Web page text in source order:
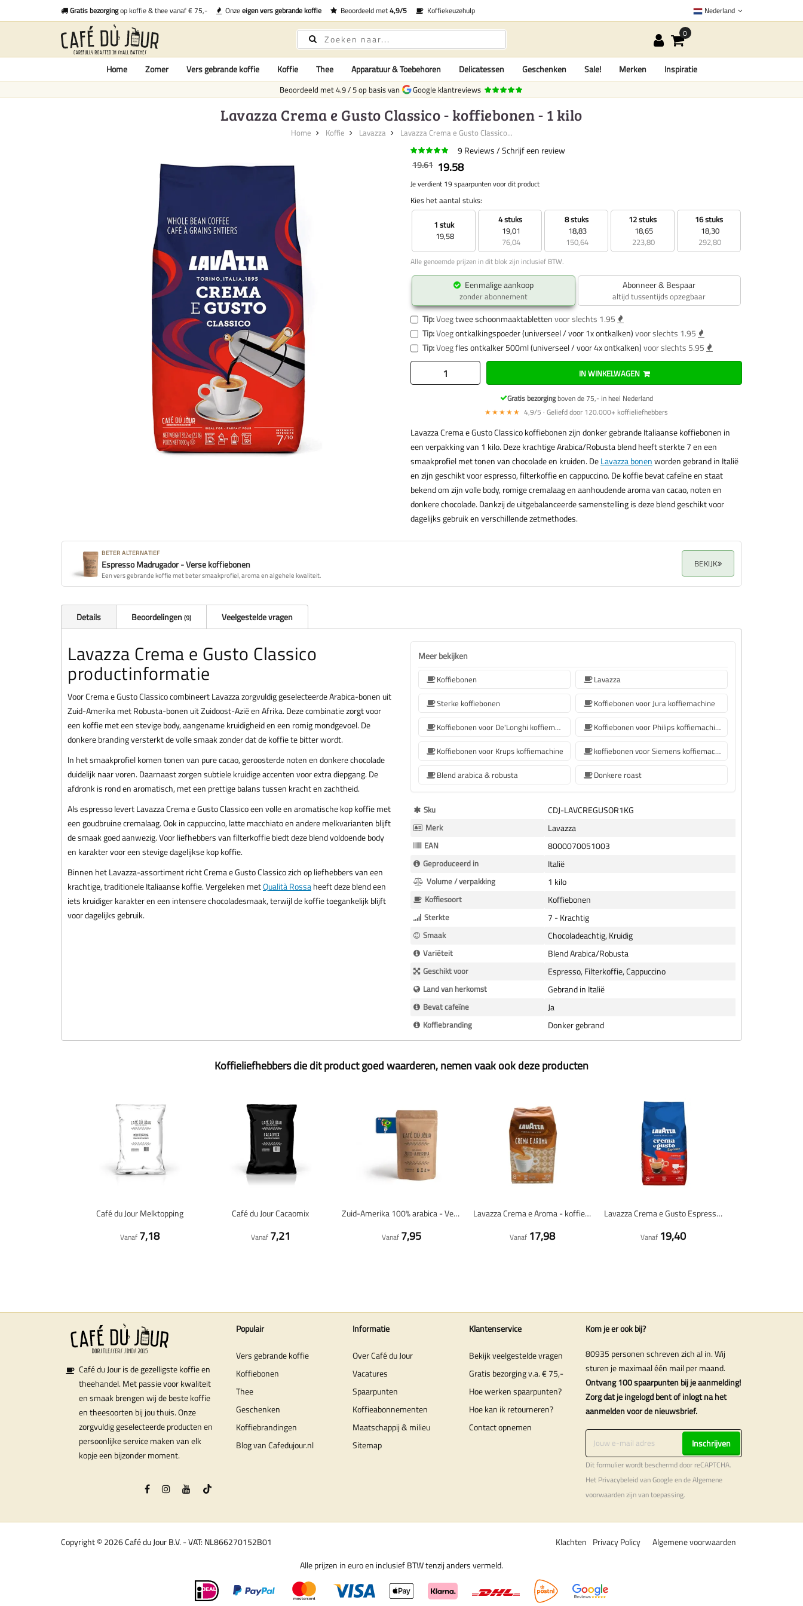
Gratis bezorgingop koffie & thee vanaf € 75,- Onzeeigen vers gebrande koffie Beoordeeld met4,9/5 Koffiekeuzehulp Nederland
Home Zomer Vers gebrande koffie Koffie Thee Apparatuur & Toebehoren Delicatessen Geschenken Sale! Merken Inspiratie
Beoordeeld met4.9/5op basis van Google klantreviews
Lavazza Crema e Gusto Classico - koffiebonen - 1 kilo
Home Koffie Lavazza Lavazza Crema e Gusto Classico...
9Reviews
Schrijf een review
19.61 19.58
Je verdient 19 spaarpunten voor dit product
Kies het aantal stuks:
1 stuk
19,58
4 stuks
19,01
76,04
8 stuks
18,83
150,64
12 stuks
18,65
223,80
16 stuks
18,30
292,80
Alle genoemde prijzen in dit blok zijn inclusief BTW.
Eenmalige aankoop
zonder abonnement
Abonneer & Bespaar
altijd tussentijds opzegbaar
Tip:Voegtwee schoonmaaktablettenvoor slechts 1.95
Tip:Voegontkalkingspoeder (universeel / voor 1x ontkalken)voor slechts 1.95
Tip:Voegfles ontkalker 500ml (universeel / voor 4x ontkalken)voor slechts 5.95
IN WINKELWAGEN
Gratis bezorgingboven de 75,- in heel Nederland
★★★★★ 4,9/5 · Geliefd door 120.000+ koffieliefhebbers
Lavazza Crema e Gusto Classico koffiebonen zijn donker gebrande Italiaanse koffiebonen in
een verpakking van 1 kilo. Deze krachtige Arabica/Robusta blend heeft sterkte 7 en een
smaakprofiel met tonen van chocolade en kruiden. DeLavazza bonenworden gebrand in Italië
en zijn geschikt voor espresso, filterkoffie en cappuccino. De koffie bevat cafeïne en staat
bekend om zijn volle body, romige cremalaag en aanhoudende aroma van cacao, noten en
donkere chocolade. Dankzij de uitgebalanceerde samenstelling is deze blend geschikt voor
dagelijks gebruik en verschillende zetmethodes.
BETER ALTERNATIEF
Espresso Madrugador - Verse koffiebonen
Een vers gebrande koffie met beter smaakprofiel, aroma en algehele kwaliteit.
BEKIJK
Details Beoordelingen 9 Veelgestelde vragen
Lavazza Crema e Gusto Classico
productinformatie
Voor Crema e Gusto Classico combineert Lavazza zorgvuldig geselecteerde Arabica-bonen uit
Zuid-Amerika met Robusta-bonen uit Zuidoost-Azië en Afrika. Deze combinatie zorgt voor
een koffie met een stevige body, aangename kruidigheid en een romig mondgevoel. De
donkere branding versterkt de volle smaak zonder dat de koffie te bitter wordt.
In het smaakprofiel komen tonen van pure cacao, geroosterde noten en donkere chocolade
duidelijk naar voren. Daarnaast zorgen subtiele kruidige accenten voor extra diepgang. De
afdronk is rond en aromatisch, met een prettige balans tussen kracht en zachtheid.
Als espresso levert Lavazza Crema e Gusto Classico een volle en aromatische kop koffie met
een goudbruine cremalaag. Ook in cappuccino, latte macchiato en andere melkvarianten blijft
de smaak goed aanwezig. Voor liefhebbers van filterkoffie biedt deze blend voldoende body
en karakter voor een stevige dagelijkse kop koffie.
Binnen het Lavazza-assortiment richt Crema e Gusto Classico zich op liefhebbers van een
krachtige, traditionele Italiaanse koffie. Vergeleken metQualità Rossaheeft deze blend een
iets kruidiger karakter en een intensere chocoladesmaak, terwijl de koffie toegankelijk blijft
voor dagelijks gebruik.
Meer bekijken
Koffiebonen
Lavazza
Sterke koffiebonen
Koffiebonen voor Jura koffiemachine
Koffiebonen voor De'Longhi koffiemachine
Koffiebonen voor Philips koffiemachine
Koffiebonen voor Krups koffiemachine
koffiebonen voor Siemens koffiemachine
Blend arabica & robusta
Donkere roast
Meer
Informatie
Sku CDJ-LAVCREGUSOR1KG
Merk Lavazza
EAN 8000070051003
Geproduceerd in Italië
Volume / verpakking 1 kilo
Koffiesoort Koffiebonen
Sterkte 7 - Krachtig
Smaak Chocoladeachtig, Kruidig
Variëteit Blend Arabica/Robusta
Geschikt voor Espresso, Filterkoffie, Cappuccino
Land van herkomst Gebrand in Italië
Bevat cafeïne Ja
Koffiebranding Donker gebrand
Koffieliefhebbers die dit product goed waarderen, nemen vaak ook deze producten
Café du Jour Melktopping
Vanaf 7,18
Café du Jour Cacaomix
Vanaf 7,21
Zuid-Amerika 100% arabica - Verse koffiebonen
Vanaf 7,95
Lavazza Crema e Aroma - koffiebonen - 1 kilo
Vanaf 17,98
Lavazza Crema e Gusto Espresso Classico - koffiebonen - 1 kilo
Vanaf 19,40
Café du Jour is de gezelligste koffie en
theehandel. Met passie voor kwaliteit
en smaak brengen wij de beste koffie
en theesoorten bij jou thuis. Onze
zorgvuldig geselecteerde producten en
persoonlijke service maken van elk
kopje een bijzonder moment.
Populair
Vers gebrande koffie
Koffiebonen
Thee
Geschenken
Koffiebrandingen
Blog van Cafedujour.nl
Informatie
Over Café du Jour
Vacatures
Spaarpunten
Koffieabonnementen
Maatschappij & milieu
Sitemap
Klantenservice
Bekijk veelgestelde vragen
Gratis bezorging v.a. € 75,-
Hoe werken spaarpunten?
Hoe kan ik retourneren?
Contact opnemen
Kom je er ook bij?
80935 personen schreven zich al in. Wij
sturen je maximaal één mail per maand.
Ontvang 100 spaarpunten bij je aanmelding!
Zorg dat je ingelogd bent of inlogt na het
aanmelden voor de nieuwsbrief.
Inschrijven
Dit formulier wordt beschermd door reCAPTCHA.
Het Privacybeleidvan Google en deAlgemene
voorwaardenzijn van toepassing.
Copyright © 2026 Café du Jour B.V. - VAT: NL866270152B01 Algemene voorwaarden
Privacy Policy
Klachten
Alle prijzen in euro en inclusief BTW tenzij anders vermeld.